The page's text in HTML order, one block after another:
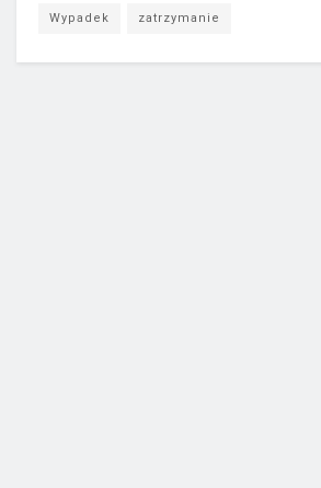
Wypadek zatrzymanie